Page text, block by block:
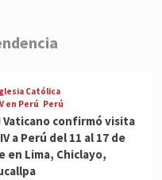
Católica
en Perú Perú
Vaticano confirmó visita
a Perú del 11 al 17 de
en Lima, Chiclayo,